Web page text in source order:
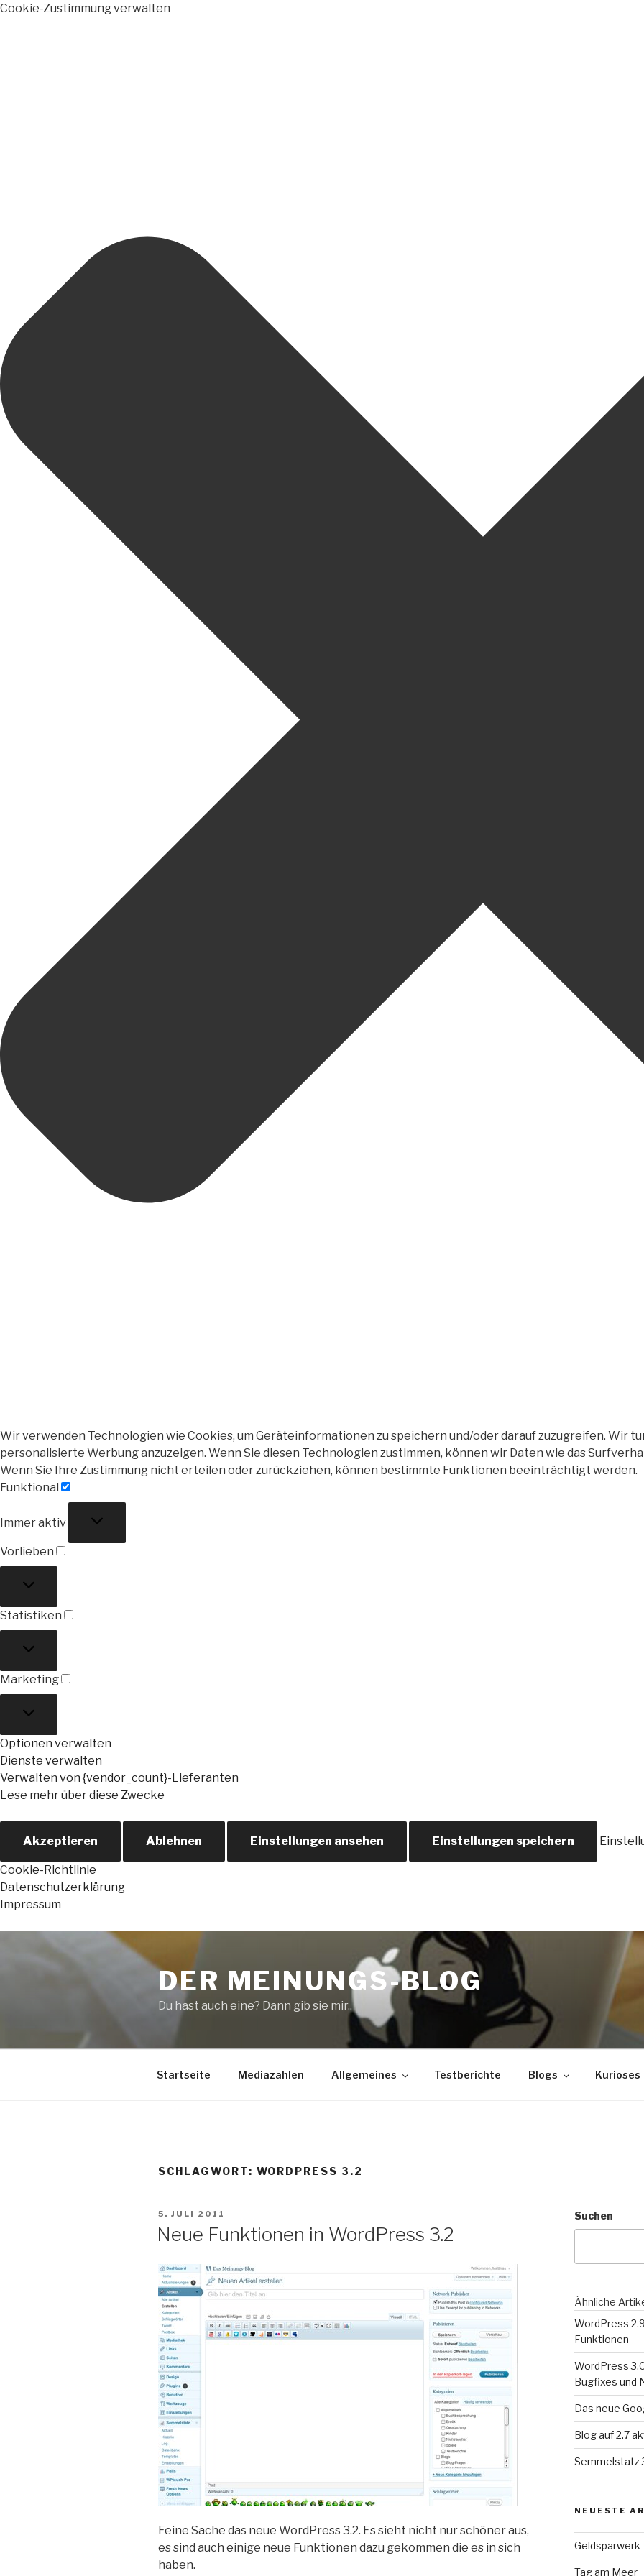
Cookie-Zustimmung verwalten
Wir verwenden Technologien wie Cookies, um Geräteinformationen zu speichern und/oder darauf zuzugreifen. Wir
personalisierte Werbung anzuzeigen. Wenn Sie diesen Technologien zustimmen, können wir Daten wie das
Wenn Sie Ihre Zustimmung nicht erteilen oder zurückziehen, können bestimmte Funktionen beeinträchtigt werden.
Funktional
Immer aktiv
Vorlieben
Statistiken
Marketing
Optionen verwalten
Dienste verwalten
Verwalten von {vendor_count}-Lieferanten
Lese mehr über diese Zwecke
Akzeptieren Ablehnen Einstellungen ansehen Einstellungen speichern
Cookie-Richtlinie
Datenschutzerklärung
Impressum
springen
DER MEINUNGS-BLOG
Du hast auch eine? Dann gib sie mir..
Startseite Mediazahlen Allgemeines Testberichte Blogs Kurioses
SCHLAGWORT: WORDPRESS 3.2
VERÖFFENTLICHT
5. JULI 2011
Neue Funktionen in WordPress 3.2
Feine Sache das neue WordPress 3.2. Es sieht nicht nur schöner aus,
es sind auch einige neue Funktionen dazu gekommen die es in sich
haben.
Suchen
Ähnliche
WordPress
Funktionen
WordPress
Bugfixes und
Das neue
Blog auf 2.7
Semmelstatz
NEUESTE
Geldsparwerk
Tag am Meer